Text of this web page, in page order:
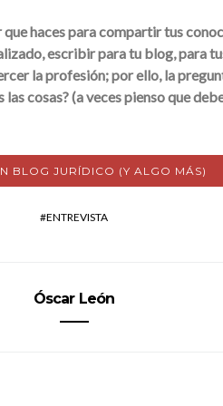
haces para compartir tus
escribir para tu blog, para
la profesión; por ello, la
cosas? (a veces pienso que
BLOG JURÍDICO (Y ALGO MÁS)
ENTREVISTA
Óscar León